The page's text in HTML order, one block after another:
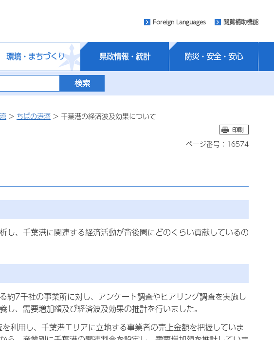
Foreign Languages 閲覧補助機能
環境・まちづくり 県政情報・統計 防災・安全・安心
> ちばの港湾 > 千葉港の経済波及効果について
ページ番号：16574
、千葉港に関連する経済活動が背後圏にどのくらい貢献しているの
7千社の事業所に対し、アンケート調査やヒアリング調査を実施し
、需要増加額及び経済波及効果の推計を行いました。
利用し、千葉港エリアに立地する事業者の売上金額を把握していま